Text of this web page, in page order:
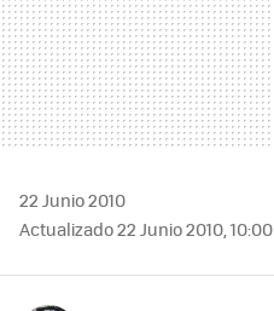
22 Junio 2010
Actualizado 22 Junio 2010, 10:00